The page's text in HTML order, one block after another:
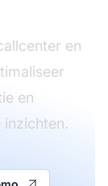
en
en